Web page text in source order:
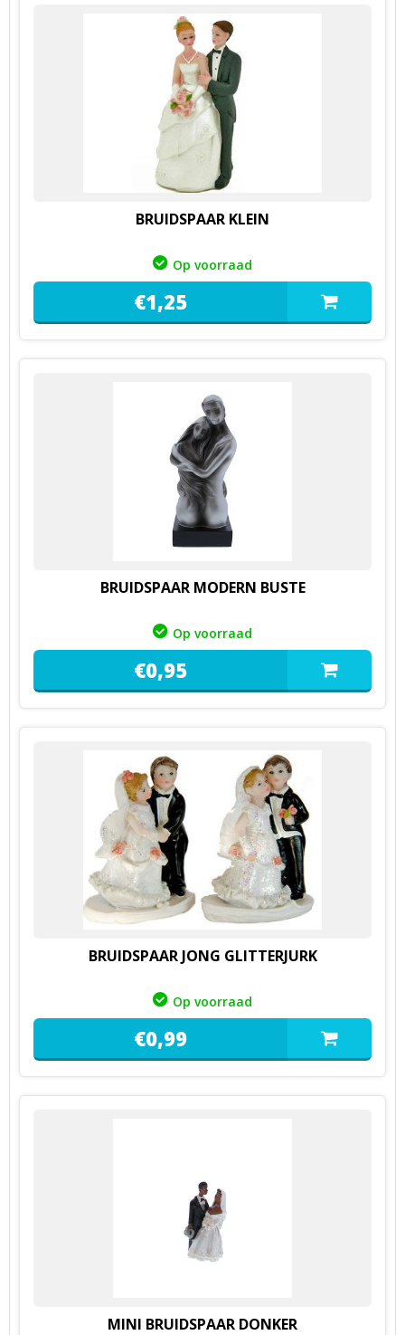
BRUIDSPAAR KLEIN
Op voorraad
€1,25
BRUIDSPAAR MODERN BUSTE
Op voorraad
€0,95
BRUIDSPAAR JONG GLITTERJURK
Op voorraad
€0,99
MINI BRUIDSPAAR DONKER